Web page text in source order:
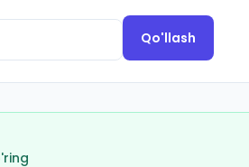
Qo'llash